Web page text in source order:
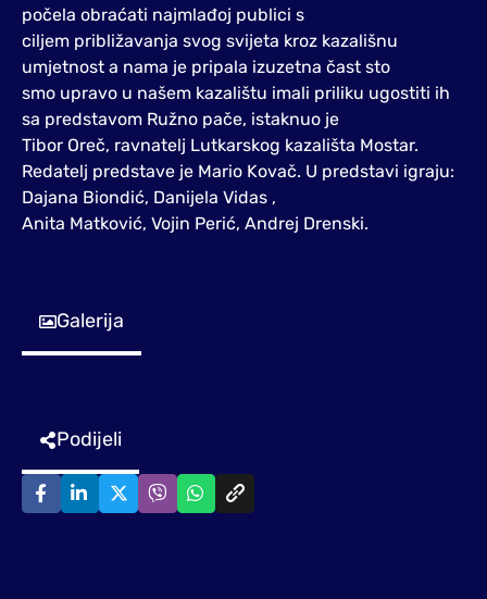
počela obraćati najmlađoj publici s
ciljem približavanja svog svijeta kroz kazališnu
umjetnost a nama je pripala izuzetna čast sto
smo upravo u našem kazalištu imali priliku ugostiti ih
sa predstavom Ružno pače, istaknuo je
Tibor Oreč, ravnatelj Lutkarskog kazališta Mostar.
Redatelj predstave je Mario Kovač. U predstavi igraju:
Dajana Biondić, Danijela Vidas ,
Anita Matković, Vojin Perić, Andrej Drenski.
Galerija
Podijeli